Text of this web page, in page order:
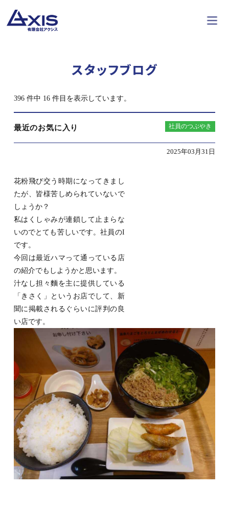
スタッフブログ
396 件中 16 件目を表示しています。
最近のお気に入り 社員のつぶやき
2025年03月31日
花粉飛び交う時期になってきまし
たが、皆様苦しめられていないで
しょうか？
私はくしゃみが連鎖して止まらな
いのでとても苦しいです。社員のI
です。
今回は最近ハマって通っている店
の紹介でもしようかと思います。
汁なし担々麵を主に提供している
「きさく」というお店でして、新
聞に掲載されるぐらいに評判の良
い店です。